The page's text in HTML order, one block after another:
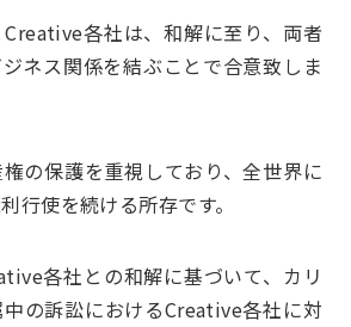
各社は、和解に至り、両者
ネス関係を結ぶことで合意致しま
の保護を重視しており、全世界に
行使を続ける所存です。
各社との和解に基づいて、カリ
の訴訟におけるCreative各社に対